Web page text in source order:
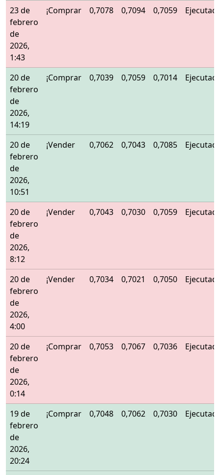
23 de
febrero
de
2026,
1:43
¡Comprar 0,7078 0,7094 0,7059
20 de
febrero
de
2026,
14:19
¡Comprar 0,7039 0,7059 0,7014
20 de
febrero
de
2026,
10:51
¡Vender 0,7062 0,7043 0,7085
20 de
febrero
de
2026,
8:12
¡Vender 0,7043 0,7030 0,7059
20 de
febrero
de
2026,
4:00
¡Vender 0,7034 0,7021 0,7050
20 de
febrero
de
2026,
0:14
¡Comprar 0,7053 0,7067 0,7036
19 de
febrero
de
2026,
20:24
¡Comprar 0,7048 0,7062 0,7030